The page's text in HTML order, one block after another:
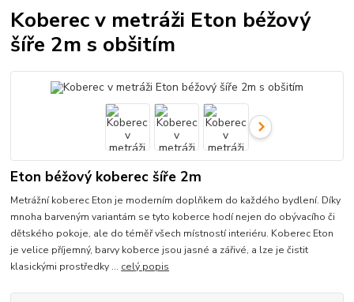
Koberec v metráži Eton béžový
šíře 2m s obšitím
Eton béžový koberec šíře 2m
Metrážní koberec Eton je moderním doplňkem do každého bydlení. Díky
mnoha barveným variantám se tyto koberce hodí nejen do obývacího či
dětského pokoje, ale do téměř všech místností interiéru. Koberec Eton
je velice příjemný, barvy koberce jsou jasné a zářivé, a lze je čistit
klasickými prostředky ... celý popis